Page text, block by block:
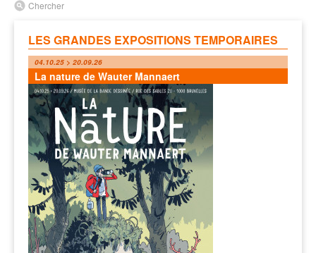
Chercher
LES GRANDES EXPOSITIONS TEMPORAIRES
04.10.25 > 20.09.26
La nature de Wauter Mannaert